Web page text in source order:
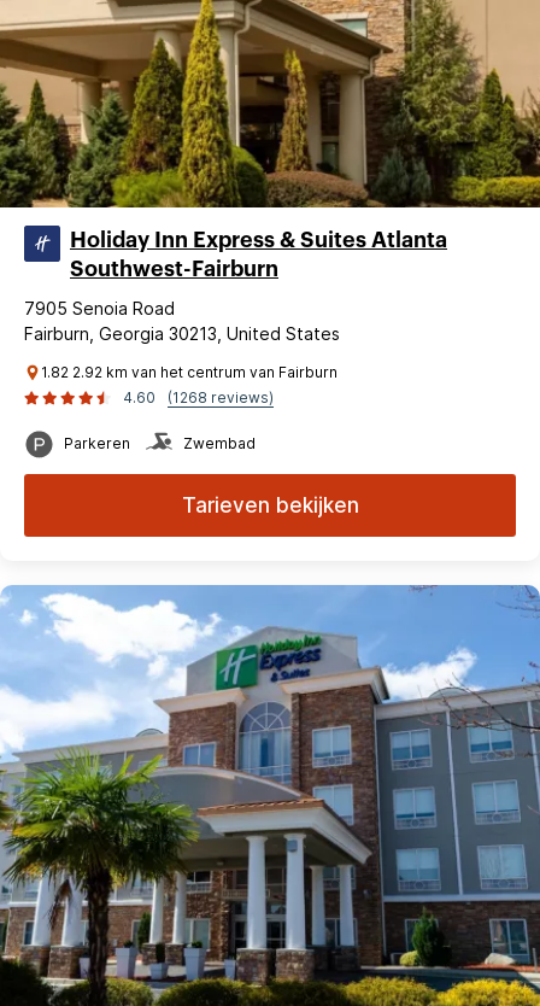
Holiday Inn Express & Suites Atlanta
Southwest-Fairburn
7905 Senoia Road
Fairburn, Georgia 30213, United States
1.82 2.92 km van het centrum van Fairburn
4.60
(1268 reviews)
Parkeren Zwembad
Tarieven bekijken